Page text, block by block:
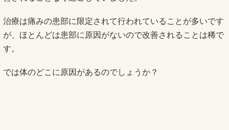
治療は痛みの患部に限定されて行われていることが多いです
が、ほとんどは患部に原因がないので改善されることは稀で
す。
では体のどこに原因があるのでしょうか？